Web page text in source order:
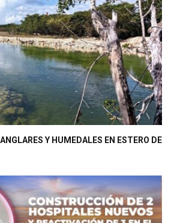
Y HUMEDALES EN ESTERO DE